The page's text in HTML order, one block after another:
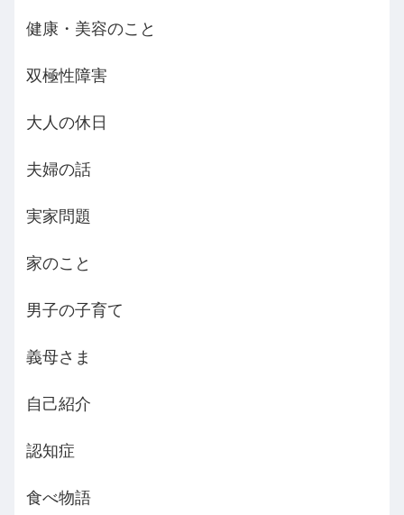
健康・美容のこと
双極性障害
大人の休日
夫婦の話
実家問題
家のこと
男子の子育て
義母さま
自己紹介
認知症
食べ物語